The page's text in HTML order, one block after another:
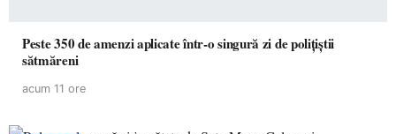
Peste 350 de amenzi aplicate într-o singură zi de polițiștii
sătmăreni
acum 11 ore